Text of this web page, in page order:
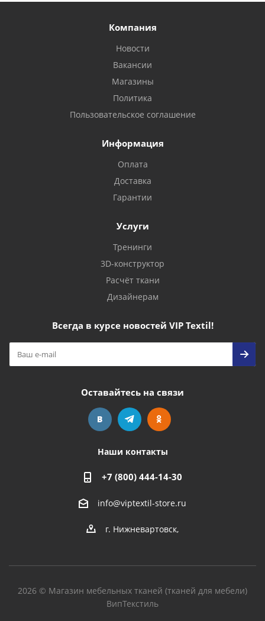
Компания
Новости
Вакансии
Магазины
Политика
Пользовательское соглашение
Информация
Оплата
Доставка
Гарантии
Услуги
Тренинги
3D-конструктор
Расчёт ткани
Дизайнерам
Всегда в курсе новостей VIP Textil!
Оставайтесь на связи
Наши контакты
+7 (800) 444-14-30
info@viptextil-store.ru
г. Нижневартовск,
2026 © Магазин мебельных тканей (тканей для мебели)
ВипТекстиль